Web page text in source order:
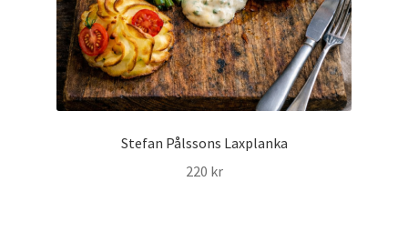
Stefan Pålssons Laxplanka
220 kr